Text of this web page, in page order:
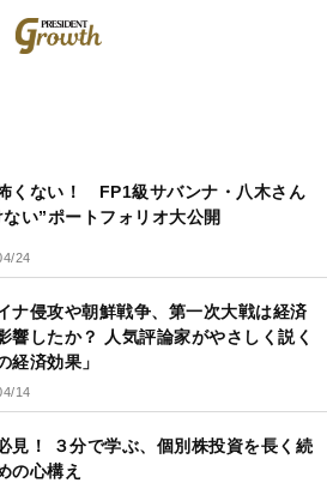
Growth（プ
くない！ FP1級サバンナ・八木さん
い”ポートフォリオ大公開
24
ナ侵攻や朝鮮戦争、第一次大戦は経済
響したか？ 人気評論家がやさしく説く
経済効果」
14
見！ ３分で学ぶ、個別株投資を長く続
の心構え